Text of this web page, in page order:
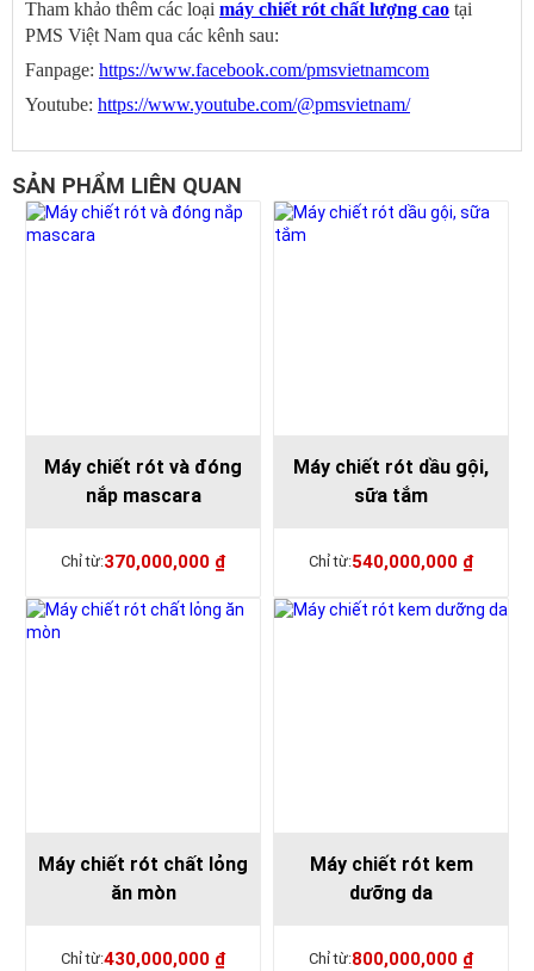
Tham khảo thêm các loại máy chiết rót chất lượng cao tại
PMS Việt Nam qua các kênh sau:
Fanpage: https://www.facebook.com/pmsvietnamcom
Youtube: https://www.youtube.com/@pmsvietnam/
SẢN PHẨM LIÊN QUAN
Máy chiết rót và đóng
nắp mascara
370,000,000 ₫
Máy chiết rót dầu gội,
sữa tắm
540,000,000 ₫
Máy chiết rót chất lỏng
ăn mòn
430,000,000 ₫
Máy chiết rót kem
dưỡng da
800,000,000 ₫